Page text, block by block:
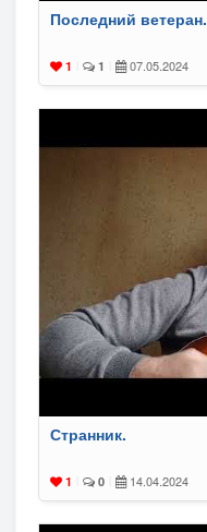
Последний ветеран.
1 1 07.05.2024
Странник.
1 0 14.04.2024